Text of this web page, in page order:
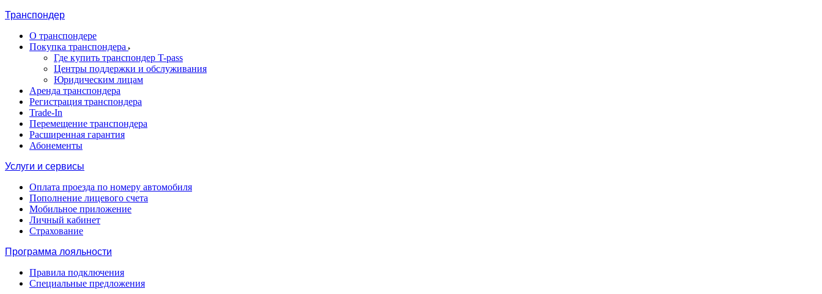
Транспондер
О транспондере
Покупка транспондера
Где купить транспондер T-pass
Центры поддержки и обслуживания
Юридическим лицам
Аренда транспондера
Регистрация транспондера
Trade-In
Перемещение транспондера
Расширенная гарантия
Абонементы
Услуги и сервисы
Оплата проезда по номеру автомобиля
Пополнение лицевого счета
Мобильное приложение
Личный кабинет
Страхование
Программа лояльности
Правила подключения
Специальные предложения